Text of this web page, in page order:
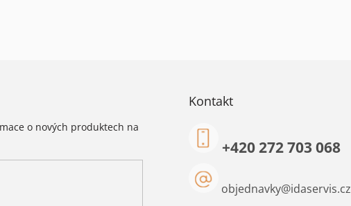
o nových produktech na
Kontakt
objednavky@idaservis.cz
+420 272 703 068